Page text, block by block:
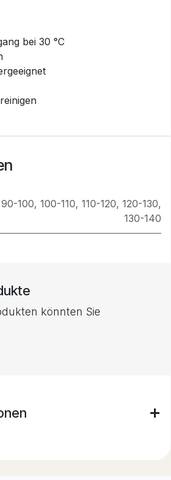
bei 30 °C
90-100, 100-110, 110-120, 120-130,
130-140
könnten Sie